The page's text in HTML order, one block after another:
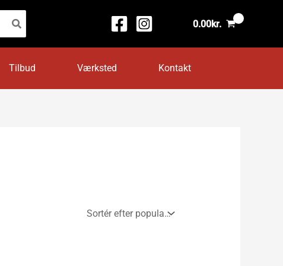
0.00kr.
Tilbud Værksted Kontakt